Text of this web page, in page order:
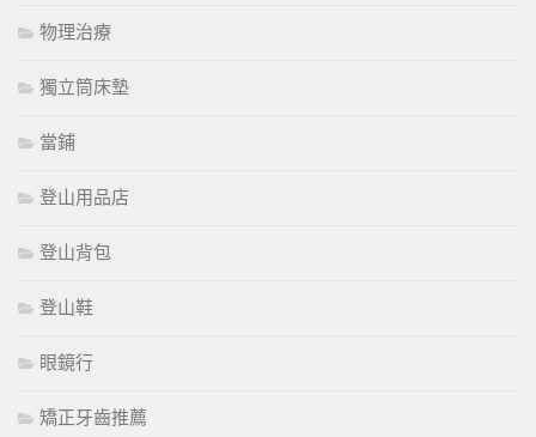
物理治療
獨立筒床墊
當鋪
登山用品店
登山背包
登山鞋
眼鏡行
矯正牙齒推薦